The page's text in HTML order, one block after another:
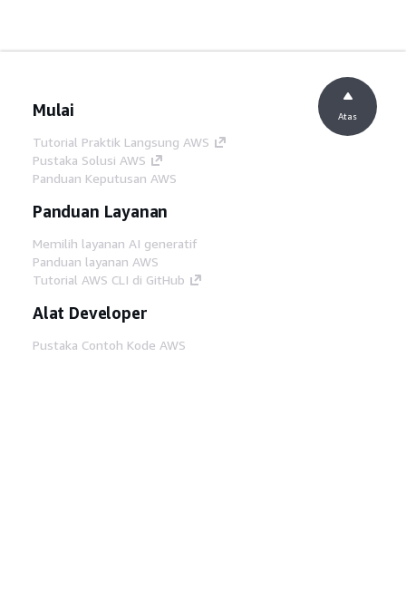
Mulai
Tutorial Praktik Langsung AWS
Pustaka Solusi AWS
Panduan Keputusan AWS
Panduan Layanan
Memilih layanan AI generatif
Panduan layanan AWS
Tutorial AWS CLI di GitHub
Alat Developer
Pustaka Contoh Kode AWS
Atas